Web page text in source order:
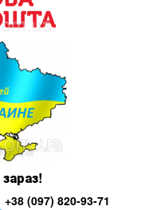
зараз!
+38 (097) 820-93-71